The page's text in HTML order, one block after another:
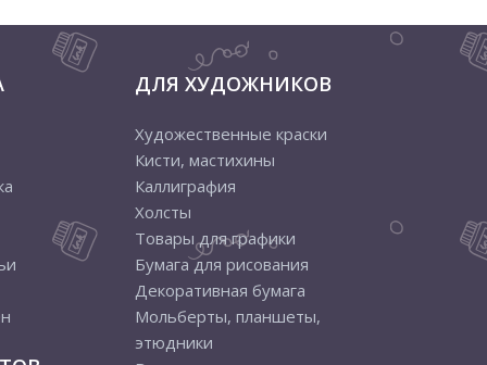
ДЛЯ ХУДОЖНИКОВ
Художественные краски
Кисти, мастихины
Каллиграфия
Холсты
Товары для графики
Бумага для рисования
Декоративная бумага
Мольберты, планшеты,
этюдники